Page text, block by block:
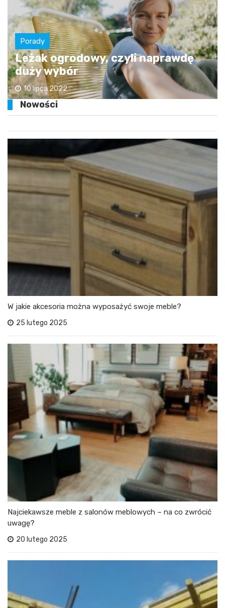
Porady
Leżak ogrodowy, czyli naprawdę
duży wybór
10 lipca 2022
Nowości
W jakie akcesoria można wyposażyć swoje meble?
25 lutego 2025
Najciekawsze meble z salonów meblowych – na co zwrócić
uwagę?
20 lutego 2025